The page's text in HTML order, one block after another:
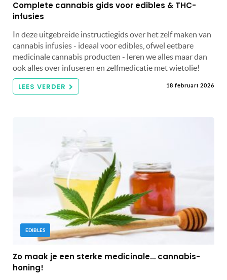
Complete cannabis gids voor edibles & THC-
infusies
In deze uitgebreide instructiegids over het zelf maken van
cannabis infusies - ideaal voor edibles, ofwel eetbare
medicinale cannabis producten - leren we alles maar dan
ook alles over infuseren en zelfmedicatie met wietolie!
LEES VERDER 18 februari 2026
EDIBLES
Zo maak je een sterke medicinale… cannabis-
honing!